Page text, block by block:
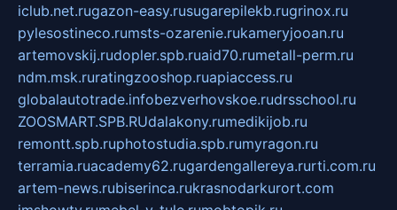
iclub.net.rugazon-easy.rusugarepilekb.rugrinox.ru
pylesostineco.rumsts-ozarenie.rukameryjooan.ru
artemovskij.rudopler.spb.ruaid70.rumetall-perm.ru
ndm.msk.ruratingzooshop.ruapiaccess.ru
globalautotrade.infobezverhovskoe.rudrsschool.ru
ZOOSMART.SPB.RUdalakony.rumedikijob.ru
remontt.spb.ruphotostudia.spb.rumyragon.ru
terramia.ruacademy62.rugardengallereya.rurti.com.ru
artem-news.rubiserinca.rukrasnodarkurort.com